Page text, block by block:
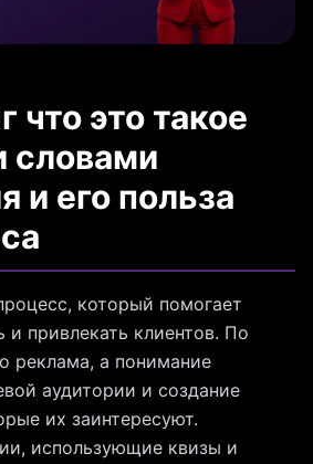
что это такое
словами
и его польза
который помогает
и привлекать клиентов. По
реклама, а понимание
аудитории и создание
их заинтересуют.
использующие квизы и